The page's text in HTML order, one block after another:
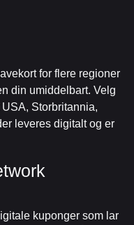
for flere regioner
din umiddelbart. Velg
Storbritannia,
leveres digitalt og er
kuponger som lar